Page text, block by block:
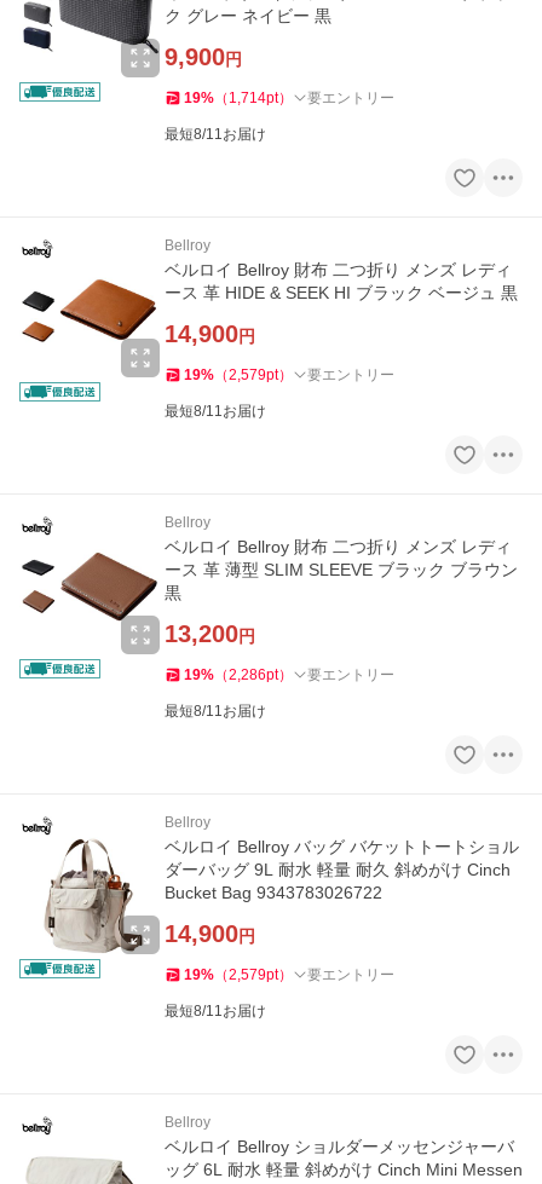
ク グレー ネイビー 黒
9,900円
19% （ 1,714pt） 要エントリー
最短8/11お届け
Bellroy
ベルロイ Bellroy 財布 二つ折り メンズ レディ
ース 革 HIDE & SEEK HI ブラック ベージュ 黒
14,900円
19% （2,579pt） 要エントリー
最短8/11お届け
Bellroy
ベルロイ Bellroy 財布 二つ折り メンズ レディ
ース 革 薄型 SLIM SLEEVE ブラック ブラウン
黒
13,200円
19% （2,286pt） 要エントリー
最短8/11お届け
Bellroy
ベルロイ Bellroy バッグ バケットトートショル
ダーバッグ 9L 耐水 軽量 耐久 斜めがけ Cinch
Bucket Bag 9343783026722
14,900円
19% （2,579pt） 要エントリー
最短8/11お届け
Bellroy
ベルロイ Bellroy ショルダーメッセンジャーバ
ッグ 6L 耐水 軽量 斜めがけ Cinch Mini Messen